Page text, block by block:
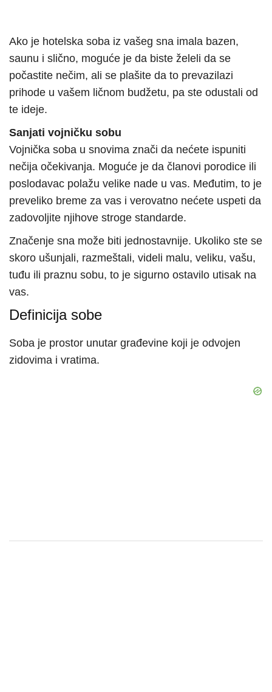
Ako je hotelska soba iz vašeg sna imala bazen,
saunu i slično, moguće je da biste želeli da se
počastite nečim, ali se plašite da to prevazilazi
prihode u vašem ličnom budžetu, pa ste odustali od
te ideje.
Sanjati vojničku sobu
Vojnička soba u snovima znači da nećete ispuniti
nečija očekivanja. Moguće je da članovi porodice ili
poslodavac polažu velike nade u vas. Međutim, to je
preveliko breme za vas i verovatno nećete uspeti da
zadovoljite njihove stroge standarde.
Značenje sna može biti jednostavnije. Ukoliko ste se
skoro ušunjali, razmeštali, videli malu, veliku, vašu,
tuđu ili praznu sobu, to je sigurno ostavilo utisak na
vas.
Definicija sobe
Soba je prostor unutar građevine koji je odvojen
zidovima i vratima.